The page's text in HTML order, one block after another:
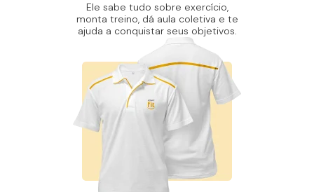
Ele sabe tudo sobre exercício,
monta treino, dá aula coletiva e te
ajuda a conquistar seus objetivos.